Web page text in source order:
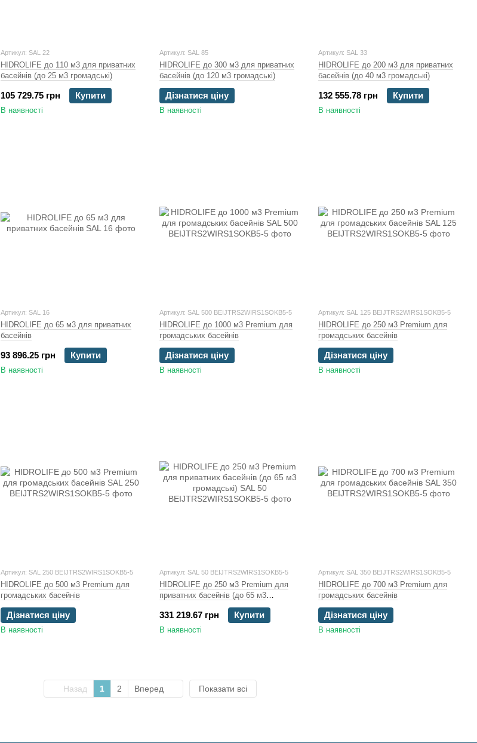
Артикул: SAL 22
HIDROLIFE до 110 м3 для приватних
басейнів (до 25 м3 громадські)
105 729.75 грн Купити
В наявності
Артикул: SAL 85
HIDROLIFE до 300 м3 для приватних
басейнів (до 120 м3 громадські)
Дізнатися ціну
В наявності
Артикул: SAL 33
HIDROLIFE до 200 м3 для приватних
басейнів (до 40 м3 громадські)
132 555.78 грн Купити
В наявності
Артикул: SAL 16
HIDROLIFE до 65 м3 для приватних
басейнів
93 896.25 грн Купити
В наявності
Артикул: SAL 500 BEIJTRS2WIRS1SOKB5-5
HIDROLIFE до 1000 м3 Premium для
громадських басейнів
Дізнатися ціну
В наявності
Артикул: SAL 125 BEIJTRS2WIRS1SOKB5-5
HIDROLIFE до 250 м3 Premium для
громадських басейнів
Дізнатися ціну
В наявності
Артикул: SAL 250 BEIJTRS2WIRS1SOKB5-5
HIDROLIFE до 500 м3 Premium для
громадських басейнів
Дізнатися ціну
В наявності
Артикул: SAL 50 BEIJTRS2WIRS1SOKB5-5
HIDROLIFE до 250 м3 Premium для
приватних басейнів (до 65 м3
331 219.67 грн Купити
В наявності
Артикул: SAL 350 BEIJTRS2WIRS1SOKB5-5
HIDROLIFE до 700 м3 Premium для
громадських басейнів
Дізнатися ціну
В наявності
Назад 1 2 Вперед Показати всі